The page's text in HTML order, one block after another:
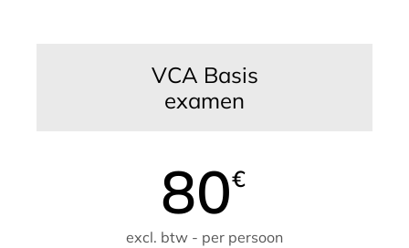
VCA Basis
examen
80€
excl. btw - per persoon